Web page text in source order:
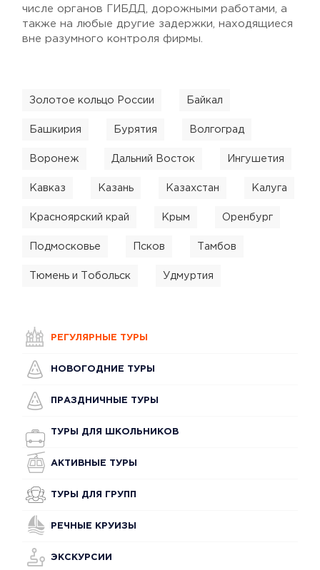
числе органов ГИБДД, дорожными работами, а
также на любые другие задержки, находящиеся
вне разумного контроля фирмы.
Золотое кольцо России Байкал
Башкирия Бурятия Волгоград
Воронеж Дальний Восток Ингушетия
Кавказ Казань Казахстан Калуга
Красноярский край Крым Оренбург
Подмосковье Псков Тамбов
Тюмень и Тобольск Удмуртия
РЕГУЛЯРНЫЕ ТУРЫ
НОВОГОДНИЕ ТУРЫ
ПРАЗДНИЧНЫЕ ТУРЫ
ТУРЫ ДЛЯ ШКОЛЬНИКОВ
АКТИВНЫЕ ТУРЫ
ТУРЫ ДЛЯ ГРУПП
РЕЧНЫЕ КРУИЗЫ
ЭКСКУРСИИ